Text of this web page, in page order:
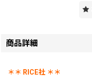
商品詳細
＊＊ RICE社 ＊＊